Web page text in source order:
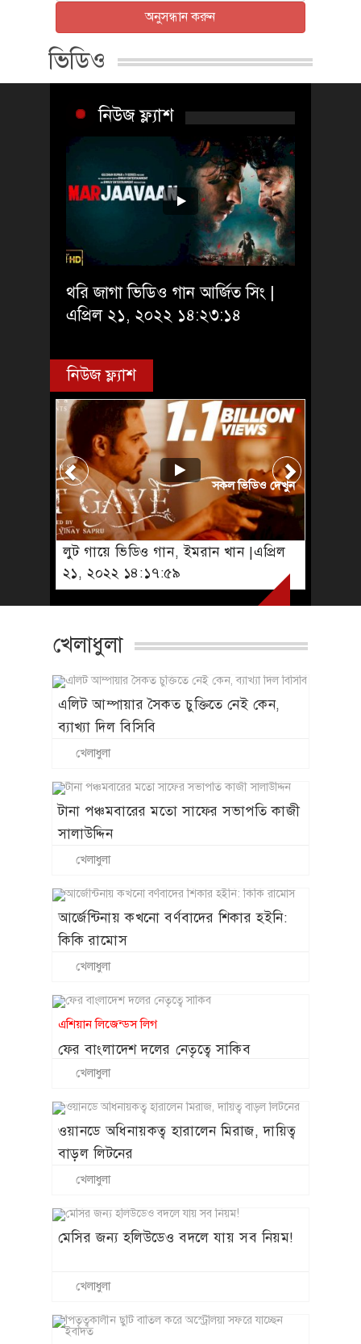
অনুসন্ধান করুন
ভিডিও
নিউজ ফ্ল্যাশ
থরি জাগা ভিডিও গান আর্জিত সিং |
এপ্রিল ২১, ২০২২ ১৪:২৩:১৪
নিউজ ফ্ল্যাশ
লুট গায়ে ভিডিও গান, ইমরান খান |এপ্রিল
২১, ২০২২ ১৪:১৭:৫৯
সকল ভিডিও দেখুন
খেলাধুলা
এলিট আম্পায়ার সৈকত চুক্তিতে নেই কেন,
ব্যাখ্যা দিল বিসিবি
খেলাধুলা
টানা পঞ্চমবারের মতো সাফের সভাপতি কাজী
সালাউদ্দিন
খেলাধুলা
আর্জেন্টিনায় কখনো বর্ণবাদের শিকার হইনি:
কিকি রামোস
খেলাধুলা
এশিয়ান লিজেন্ডস লিগ
ফের বাংলাদেশ দলের নেতৃত্বে সাকিব
খেলাধুলা
ওয়ানডে অধিনায়কত্ব হারালেন মিরাজ, দায়িত্ব
বাড়ল লিটনের
খেলাধুলা
মেসির জন্য হলিউডেও বদলে যায় সব নিয়ম!
খেলাধুলা